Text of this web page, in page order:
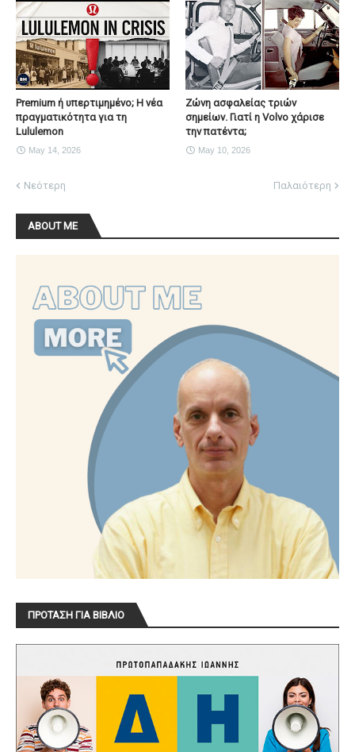
Premium ή υπερτιμημένο; Η νέα
πραγματικότητα για τη
Lululemon
May 14, 2026
Ζώνη ασφαλείας τριών
σημείων. Γιατί η Volvo χάρισε
την πατέντα;
May 10, 2026
Νεότερη Παλαιότερη
ABOUT ME
ΠΡΟΤΑΣΗ ΓΙΑ ΒΙΒΛΙΟ